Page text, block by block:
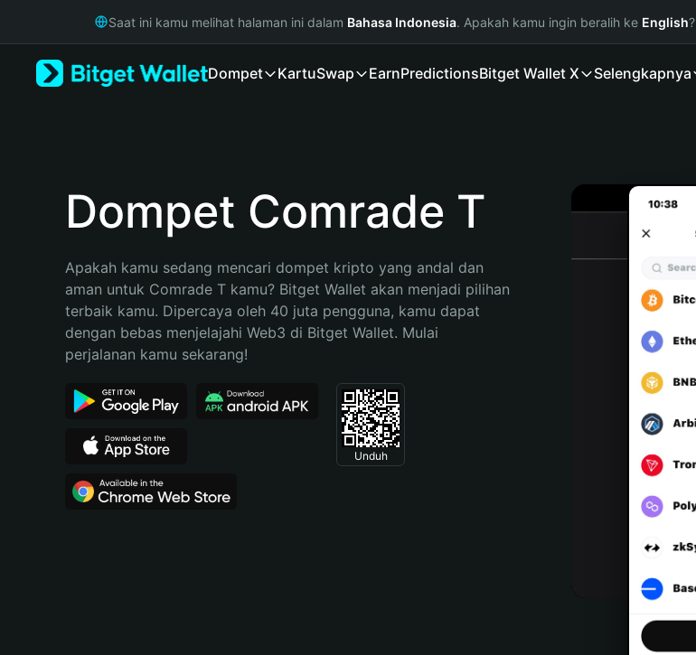
Русский
Bahasa Indonesia
Español (Argentina)
Saat ini kamu melihat halaman ini dalam Bahasa Indonesia. Apakah kamu ingin beralih ke English?
Dompet KartuSwap EarnPredictionsBitget Wallet X Selengkapnya
Dompet Comrade T
Apakah kamu sedang mencari dompet kripto yang andal dan
aman untuk Comrade T kamu? Bitget Wallet akan menjadi pilihan
terbaik kamu. Dipercaya oleh 40 juta pengguna, kamu dapat
dengan bebas menjelajahi Web3 di Bitget Wallet. Mulai
perjalanan kamu sekarang!
Unduh